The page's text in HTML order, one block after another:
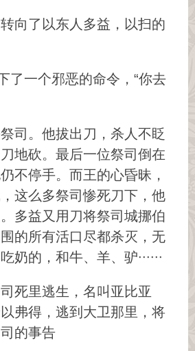
向了以东人多益，以扫的
了一个邪恶的命令，“你去
司。他拔出刀，杀人不眨
地砍。最后一位祭司倒在
不停手。而王的心昏昧，
这么多祭司惨死刀下，他
多益又用刀将祭司城挪伯
的所有活口尽都杀灭，无
奶的，和牛、羊、驴∙∙∙∙∙∙
死里逃生，名叫亚比亚
弗得，逃到大卫那里，将
的事告